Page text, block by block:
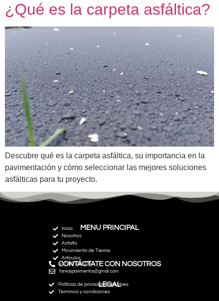
¿Qué es la carpeta asfáltica?
Descubre qué es la carpeta asfáltica, su importancia en la
pavimentación y cómo seleccionar las mejores soluciones
asfálticas para tu proyecto.
MENU PRINCIPAL
Inicio
Nosotros
Asfalto
Movimiento de Tierras
Artículos
CONTÁCTATE CON NOSOTROS
+51 967 292 235
farviaspavimentos@gmail.com
Políticas de privacidad y cookies
Términos y condiciones
LEGAL